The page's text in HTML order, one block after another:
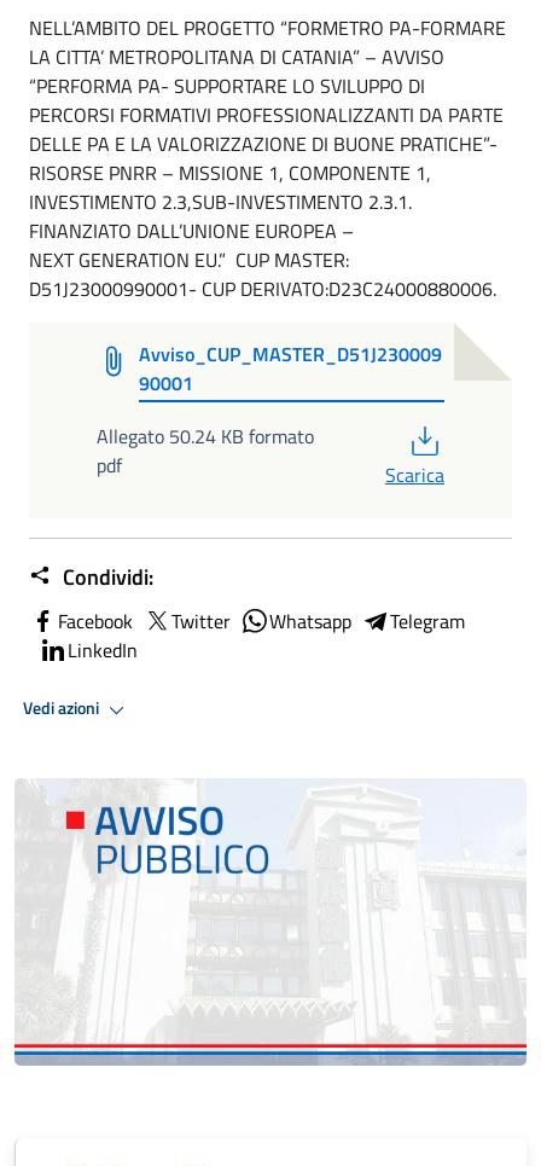
NELL’AMBITO DEL PROGETTO “FORMETRO PA-FORMARE
LA CITTA’ METROPOLITANA DI CATANIA” – AVVISO
“PERFORMA PA- SUPPORTARE LO SVILUPPO DI
PERCORSI FORMATIVI PROFESSIONALIZZANTI DA PARTE
DELLE PA E LA VALORIZZAZIONE DI BUONE PRATICHE”-
RISORSE PNRR – MISSIONE 1, COMPONENTE 1,
INVESTIMENTO 2.3,SUB-INVESTIMENTO 2.3.1.
FINANZIATO DALL’UNIONE EUROPEA –
NEXT GENERATION EU.” CUP MASTER:
D51J23000990001- CUP DERIVATO:D23C24000880006.
Avviso_CUP_MASTER_D51J230009
90001
Allegato 50.24 KB formato
pdf
Scarica
Condividi:
Facebook Twitter Whatsapp
Telegram
LinkedIn
Vedi azioni